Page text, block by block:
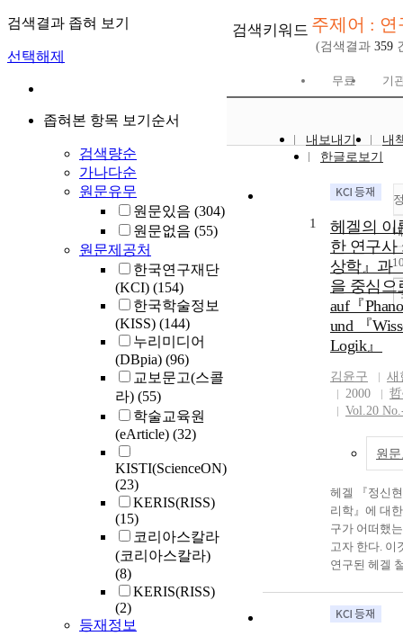
검색결과 좁혀 보기
선택해제
좁혀본 항목 보기순서
검색량순
가나다순
원문유무
원문있음 (304)
원문없음 (55)
원문제공처
한국연구재단
(KCI) (154)
한국학술정보
(KISS) (144)
누리미디어
(DBpia) (96)
교보문고(스콜
라) (55)
학술교육원
(eArticle) (32)
KISTI(ScienceON)
(23)
KERIS(RISS)
(15)
코리아스칼라
(코리아스칼라)
(8)
KERIS(RISS)
(2)
등재정보
검색키워드 주제어 : 연
(검색결과 359
무료 기
내보내기
내
한글로보기
1
헤겔의 이
한 연구사
상학』과
을 중심으
auf『
und 『
Logik』
김윤구
새
2000
Vol.20
원
헤겔 『정신
리학』에 대
구가 어떠했
고자 한다. 이
연구된 헤겔
고, 해제하는